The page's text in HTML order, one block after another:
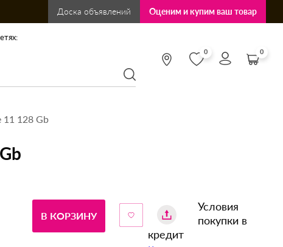
Доска объявлений Оценим и купим ваш товар
0 0
128 Gb
В КОРЗИНУ
Условия
покупки в
кредит